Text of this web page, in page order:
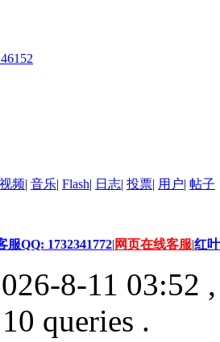
视频| 音乐| Flash| 日志| 投票| 用户| 帖子
服QQ: 1732341772| 网页在线客服|红
8-11 03:52
queries .